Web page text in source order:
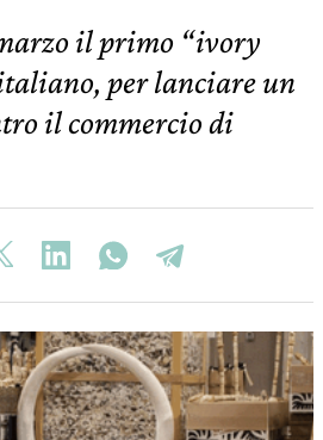
il primo “ivory
per lanciare un
il commercio di